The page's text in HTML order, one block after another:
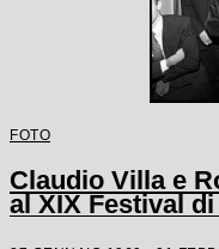
FOTO
Claudio Villa e
al XIX Festival